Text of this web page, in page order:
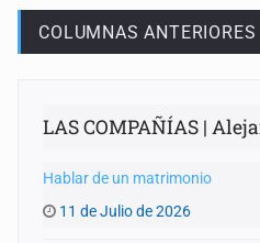
COLUMNAS ANTERIORES
LAS COMPAÑÍAS |
Hablar de un matrimonio
11 de Julio de 2026